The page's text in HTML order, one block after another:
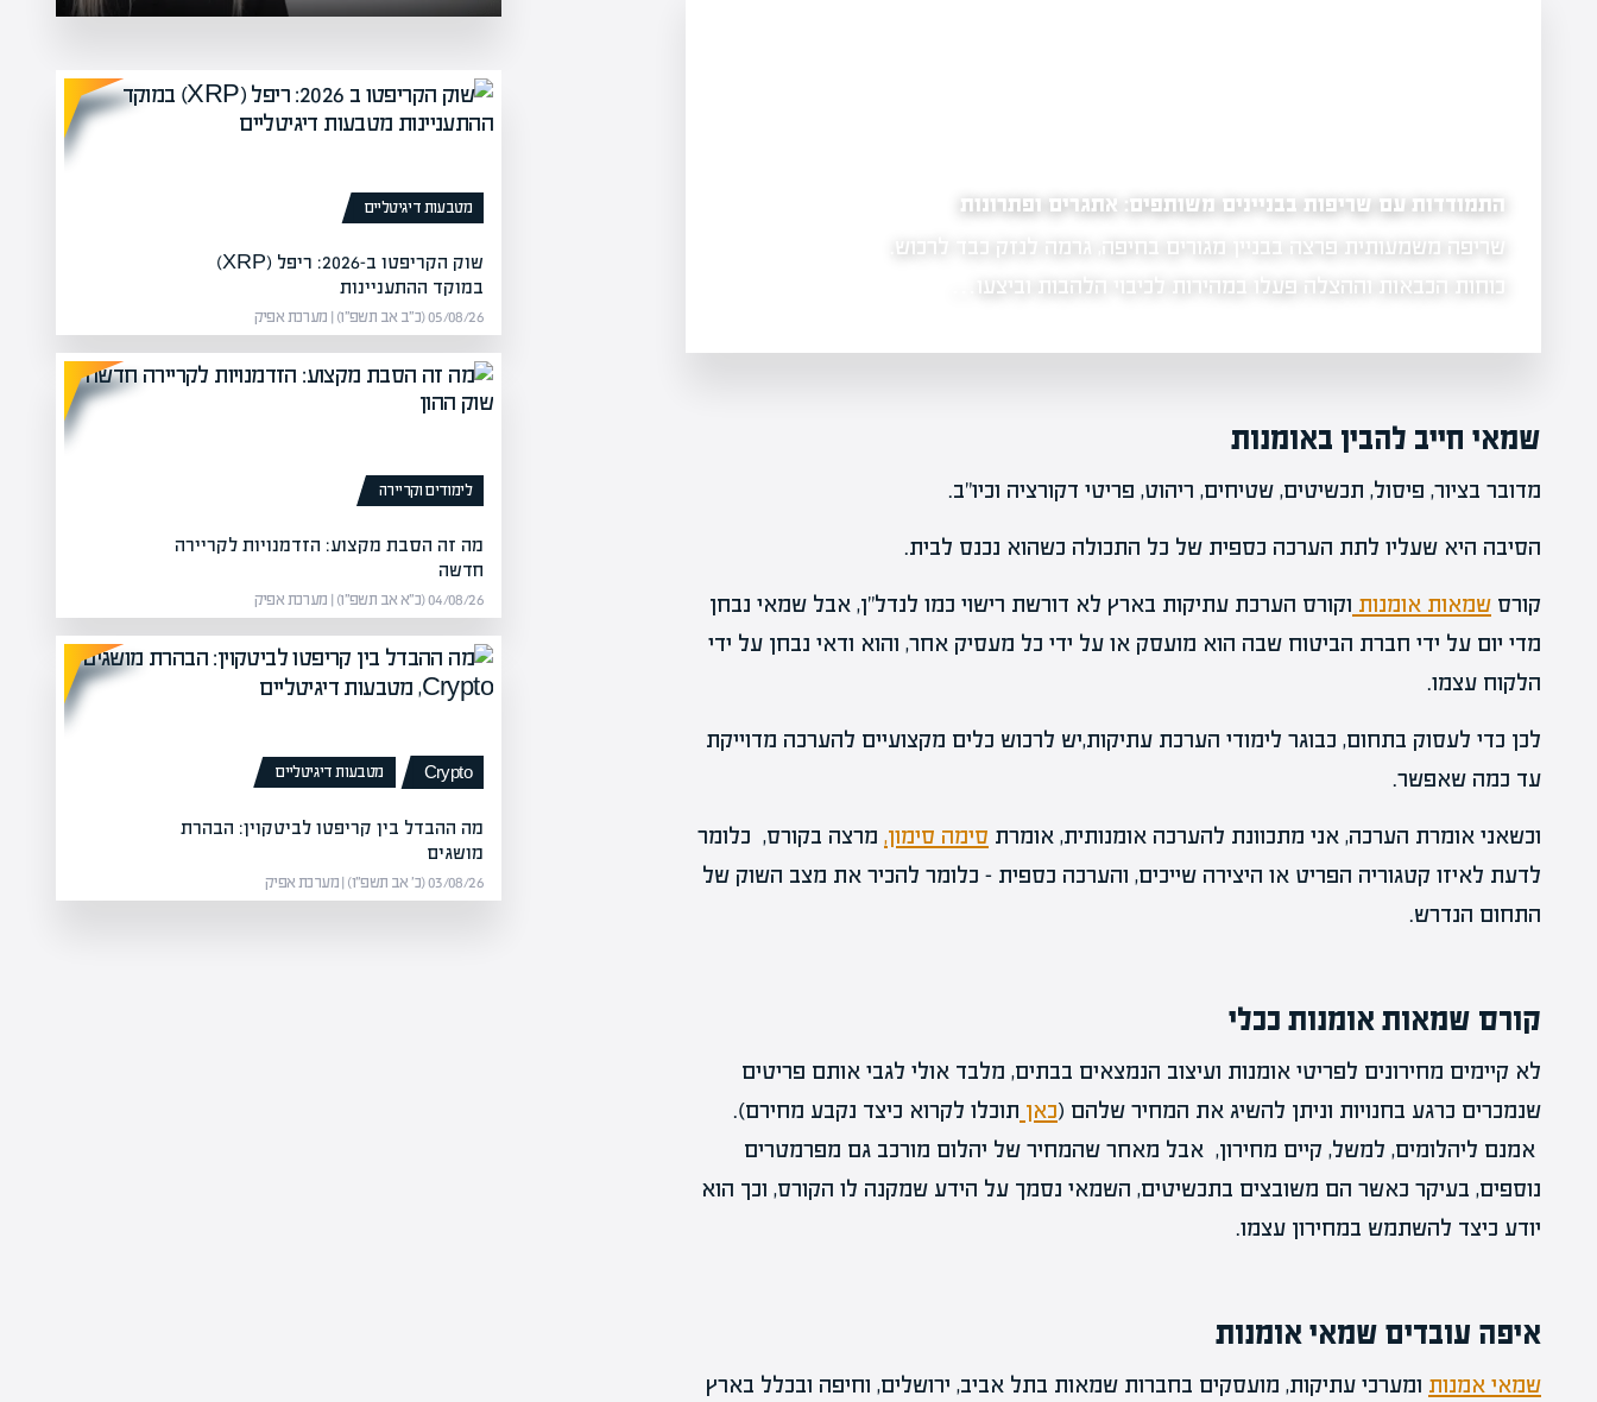
התמודדות עם שריפות בבניינים משותפים: אתגרים ופתרונות
שריפה משמעותית פרצה בבניין מגורים בחיפה, גרמה לנזק כבד לרכוש.
כוחות הכבאות וההצלה פעלו במהירות לכיבוי הלהבות וביצעו…
שמאי חייב להבין באומנות
מדובר בציור, פיסול, תכשיטים, שטיחים, ריהוט, פריטי דקורציה וכיו"ב.
הסיבה היא שעליו לתת הערכה כספית של כל התכולה כשהוא נכנס לבית.
קורס שמאות אומנות וקורס הערכת עתיקות בארץ לא דורשת רישוי כמו לנדל"ן, אבל שמאי נבחן
מדי יום על ידי חברת הביטוח שבה הוא מועסק או על ידי כל מעסיק אחר, והוא ודאי נבחן על ידי
הלקוח עצמו.
לכן כדי לעסוק בתחום, כבוגר לימודי הערכת עתיקות,יש לרכוש כלים מקצועיים להערכה מדוייקת
עד כמה שאפשר.
וכשאני אומרת הערכה, אני מתכוונת להערכה אומנותית, אומרת סימה סימון, מרצה בקורס, כלומר
לדעת לאיזו קטגוריה הפריט או היצירה שייכים, והערכה כספית – כלומר להכיר את מצב השוק של
התחום הנדרש.
קורס שמאות אומנות ככלי
לא קיימים מחירונים לפריטי אומנות ועיצוב הנמצאים בבתים, מלבד אולי לגבי אותם פריטים
שנמכרים כרגע בחנויות וניתן להשיג את המחיר שלהם (כאן תוכלו לקרוא כיצד נקבע מחירם).
אמנם ליהלומים, למשל, קיים מחירון, אבל מאחר שהמחיר של יהלום מורכב גם מפרמטרים
נוספים, בעיקר כאשר הם משובצים בתכשיטים, השמאי נסמך על הידע שמקנה לו הקורס, וכך הוא
יודע כיצד להשתמש במחירון עצמו.
איפה עובדים שמאי אומנות
שמאי אמנות ומערכי עתיקות, מועסקים בחברות שמאות בתל אביב, ירושלים, וחיפה ובכלל בארץ
מטבעות דיגיטליים
שוק הקריפטו ב-2026: ריפל (XRP)
במוקד ההתעניינות
05/08/26 (כ״ב אב תשפ״ו) | מערכת אפיק
לימודים וקריירה
מה זה הסבת מקצוע: הזדמנויות לקריירה
חדשה
04/08/26 (כ״א אב תשפ״ו) | מערכת אפיק
Crypto מטבעות דיגיטליים
מה ההבדל בין קריפטו לביטקוין: הבהרת
מושגים
03/08/26 (כ׳ אב תשפ״ו) | מערכת אפיק